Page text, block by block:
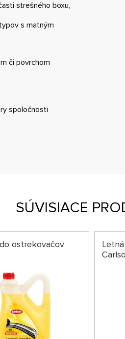
strešného boxu,
s matným
či povrchom
spoločnosti
SÚVISIACE
ostrekovačov